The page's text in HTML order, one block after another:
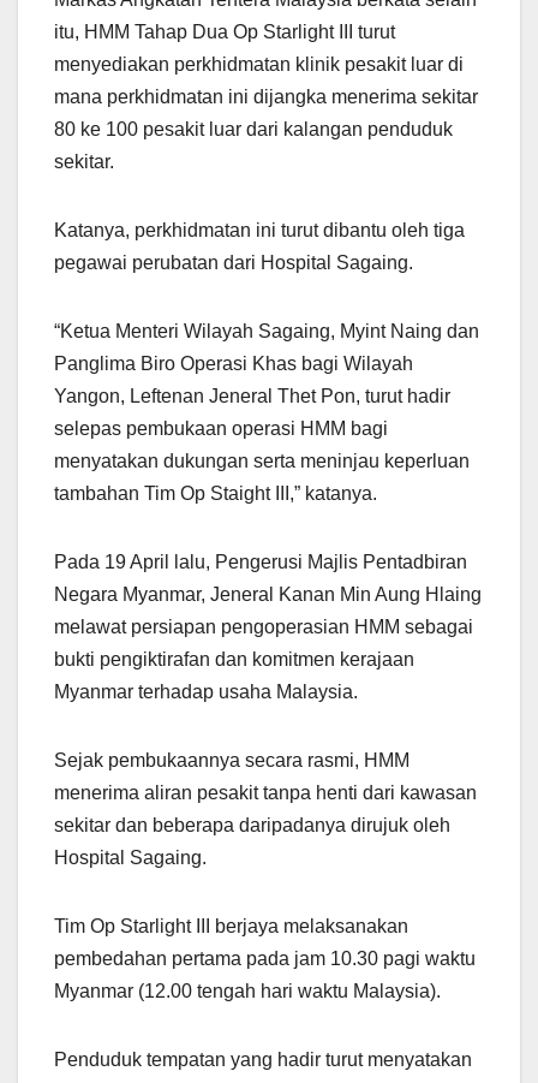
itu, HMM Tahap Dua Op Starlight III turut
menyediakan perkhidmatan klinik pesakit luar di
mana perkhidmatan ini dijangka menerima sekitar
80 ke 100 pesakit luar dari kalangan penduduk
sekitar.
Katanya, perkhidmatan ini turut dibantu oleh tiga
pegawai perubatan dari Hospital Sagaing.
“Ketua Menteri Wilayah Sagaing, Myint Naing dan
Panglima Biro Operasi Khas bagi Wilayah
Yangon, Leftenan Jeneral Thet Pon, turut hadir
selepas pembukaan operasi HMM bagi
menyatakan dukungan serta meninjau keperluan
tambahan Tim Op Staight III,” katanya.
Pada 19 April lalu, Pengerusi Majlis Pentadbiran
Negara Myanmar, Jeneral Kanan Min Aung Hlaing
melawat persiapan pengoperasian HMM sebagai
bukti pengiktirafan dan komitmen kerajaan
Myanmar terhadap usaha Malaysia.
Sejak pembukaannya secara rasmi, HMM
menerima aliran pesakit tanpa henti dari kawasan
sekitar dan beberapa daripadanya dirujuk oleh
Hospital Sagaing.
Tim Op Starlight III berjaya melaksanakan
pembedahan pertama pada jam 10.30 pagi waktu
Myanmar (12.00 tengah hari waktu Malaysia).
Penduduk tempatan yang hadir turut menyatakan